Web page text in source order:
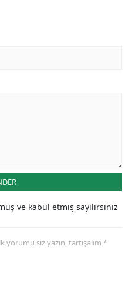
ve kabul etmiş sayılırsınız
siz yazın, tartışalım *